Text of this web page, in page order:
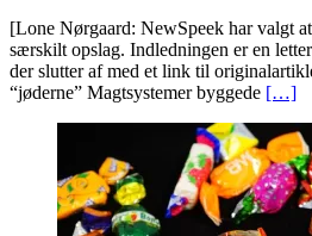
[Lone Nørgaard: NewSpeek har valgt
særskilt opslag. Indledningen er en
der slutter af med et link til
“jøderne” Magtsystemer byggede […]